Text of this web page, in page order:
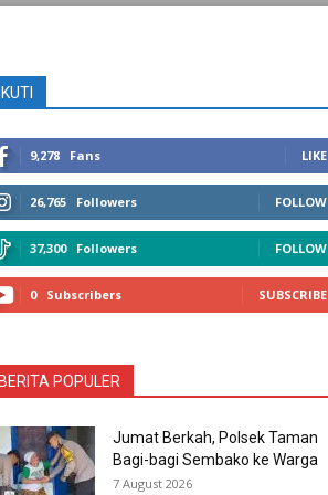
9,278 Fans LIKE
26,765 Followers FOLLOW
37,300 Followers FOLLOW
0 Subscribers SUBSCRIBE
POPULER
Jumat Berkah, Polsek Taman
Bagi-bagi Sembako ke Warga
7 August 2026